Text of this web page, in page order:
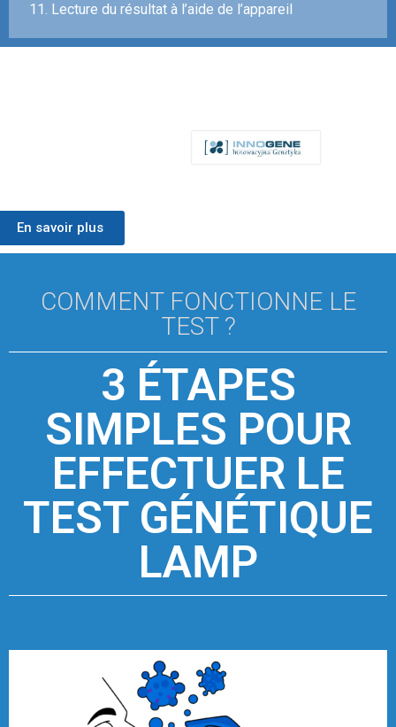
11. Lecture du résultat à l’aide de l’appareil
En savoir plus
COMMENT FONCTIONNE LE
TEST ?
3 ÉTAPES
SIMPLES POUR
EFFECTUER LE
TEST GÉNÉTIQUE
LAMP